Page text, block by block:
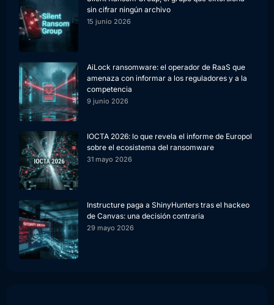
sin cifrar ningún archivo
15 junio 2026
AiLock ransomware: el operador de RaaS que
amenaza con informar a los reguladores y a la
competencia
9 junio 2026
IOCTA 2026: lo que revela el informe de Europol
sobre el ecosistema del ransomware
31 mayo 2026
Instructure paga a ShinyHunters tras el hackeo
de Canvas: una decisión contraria
29 mayo 2026